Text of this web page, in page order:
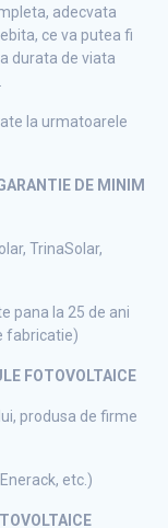
adecvata
ce va putea fi
durata de viata
la urmatoarele
DE MINIM
TrinaSolar,
pana la 25 de ani
fabricatie)
FOTOVOLTAICE
produsa de firme
etc.)